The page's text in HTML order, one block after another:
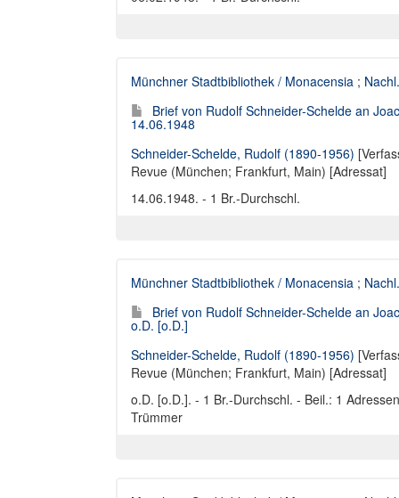
Münchner Stadtbibliothek / Monacensia ;
Brief von Rudolf Schneider-Schelde an
14.06.1948
Schneider-Schelde, Rudolf (1890-1956)
Revue (München; Frankfurt, Main) [Adressat]
14.06.1948. - 1 Br.-Durchschl.
Münchner Stadtbibliothek / Monacensia ;
Brief von Rudolf Schneider-Schelde an
o.D. [o.D.]
Schneider-Schelde, Rudolf (1890-1956)
Revue (München; Frankfurt, Main) [Adressat]
o.D. [o.D.]. - 1 Br.-Durchschl. - Beil.: 1
Trümmer